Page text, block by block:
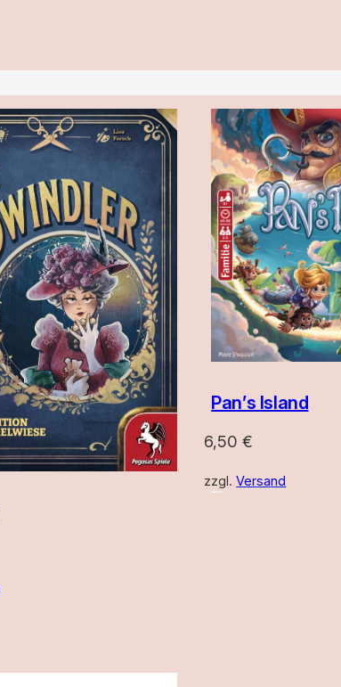
Pan’s Island
6,50€
zzgl.Versand